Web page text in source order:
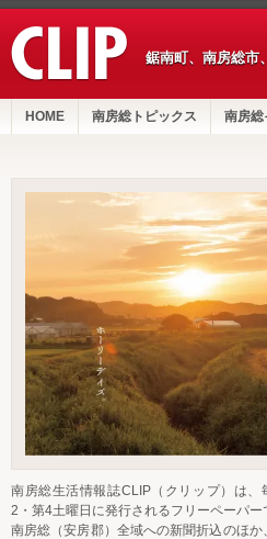
鋸南町、南房総市
HOME 南房総トピックス 南房総
南房総生活情報誌CLIP（クリップ）は、
2・第4土曜日に発行されるフリーペーパー
南房総（安房郡）全域への新聞折込のほか